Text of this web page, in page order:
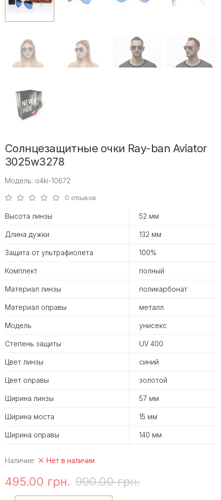
Солнцезащитные очки Ray-ban Aviator
3025w3278
Модель: o4ki-10672
0 отзывов
Высота линзы 52 мм
Длина дужки 132 мм
Защита от ультрафиолета 100%
Комплект полный
Материал линзы поликарбонат
Материал оправы металл
Модель унисекс
Степень защиты UV 400
Цвет линзы синий
Цвет оправы золотой
Ширина линзы 57 мм
Ширина моста 15 мм
Ширина оправы 140 мм
Наличие: Нет в наличии
495.00 грн. 990.00 грн.